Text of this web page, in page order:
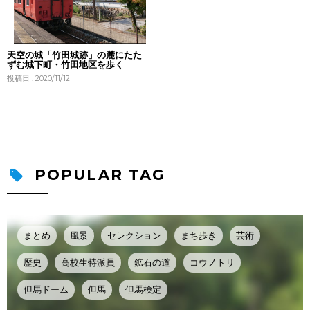
天空の城「竹田城跡」の麓にたた
ずむ城下町・竹田地区を歩く
投稿日 : 2020/11/12
POPULAR TAG
まとめ 風景 セレクション まち歩き 芸術
歴史 高校生特派員 鉱石の道 コウノトリ
但馬ドーム 但馬 但馬検定